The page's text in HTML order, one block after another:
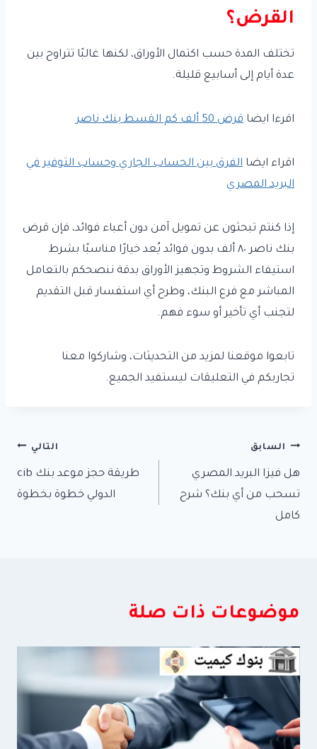
القرض؟
تختلف المدة حسب اكتمال الأوراق، لكنها غالبًا تتراوح بين
عدة أيام إلى أسابيع قليلة.
اقرءا ايضا قرض 50 ألف كم القسط بنك ناصر
اقراء ايضا الفرق بين الحساب الجاري وحساب التوفير في
البريد المصري
إذا كنتم تبحثون عن تمويل آمن دون أعباء فوائد، فإن قرض
بنك ناصر ٨٠ ألف بدون فوائد يُعد خيارًا مناسبًا بشرط
استيفاء الشروط وتجهيز الأوراق بدقة ننصحكم بالتعامل
المباشر مع فرع البنك، وطرح أي استفسار قبل التقديم
لتجنب أي تأخير أو سوء فهم.
تابعوا موقعنا لمزيد من التحديثات، وشاركوا معنا
تجاربكم في التعليقات ليستفيد الجميع.
تصفّح
المقالات
السابق
هل فيزا البريد المصري
تسحب من أي بنك؟ شرح
كامل
التالي
طريقة حجز موعد بنك cib
الدولي خطوة بخطوة
موضوعات ذات صلة